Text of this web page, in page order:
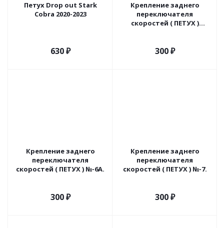
Петух Drop out Stark
Cobra 2020-2023
630₽
Крепление заднего
переключателя
скоростей ( ПЕТУХ )
300₽
Крепление заднего
переключателя
скоростей ( ПЕТУХ ) №-6A.
300₽
Крепление заднего
переключателя
скоростей ( ПЕТУХ ) №-7.
300₽